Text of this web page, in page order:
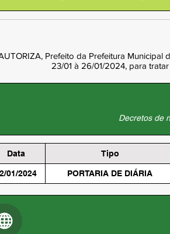
Prefeito da Prefeitura
23/01 à 26/01/2024, para
Decretos de
Data Tipo
01/2024 PORTARIA DE DIÁRIA